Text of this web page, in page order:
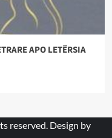
APO LETËRSIA
reserved. Design by